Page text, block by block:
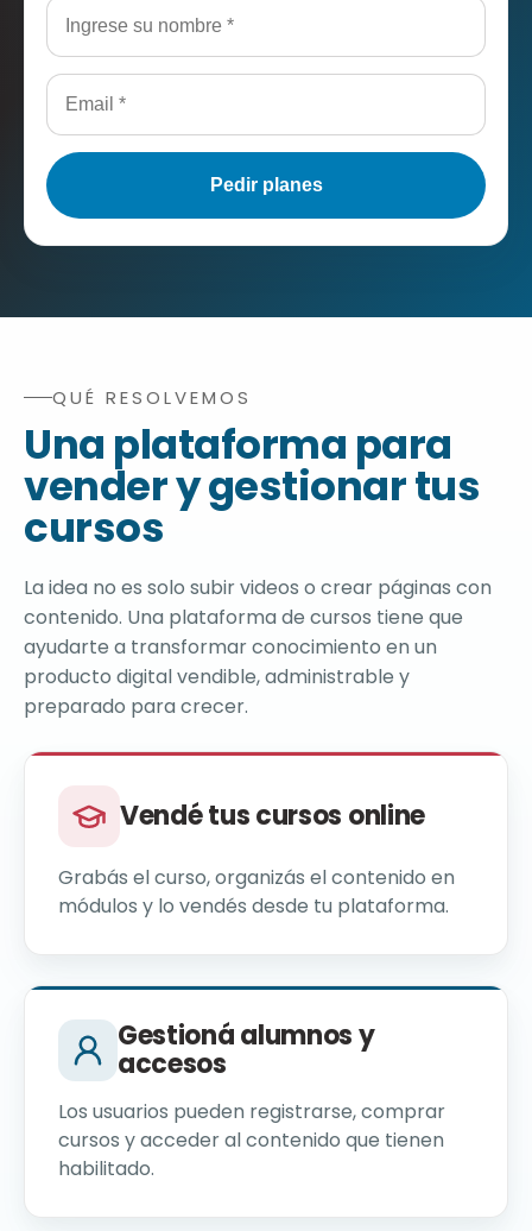
Qué resuelve una plataforma para vender cursos
QUÉ RESOLVEMOS
Una plataforma para
vender y gestionar tus
cursos
La idea no es solo subir videos o crear páginas con
contenido. Una plataforma de cursos tiene que
ayudarte a transformar conocimiento en un
producto digital vendible, administrable y
preparado para crecer.
Vendé tus cursos online
Grabás el curso, organizás el contenido en
módulos y lo vendés desde tu plataforma.
Gestioná alumnos y
accesos
Los usuarios pueden registrarse, comprar
cursos y acceder al contenido que tienen
habilitado.